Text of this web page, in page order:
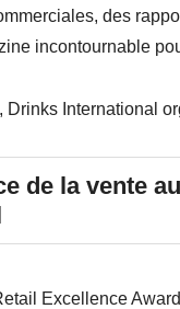
des
incontournable
International
de la vente
Excellence